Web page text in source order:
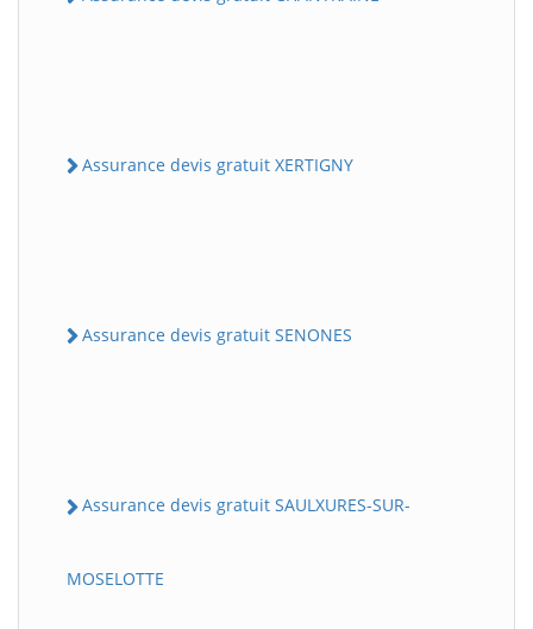
Assurance devis gratuit XERTIGNY
Assurance devis gratuit SENONES
Assurance devis gratuit SAULXURES-SUR-
MOSELOTTE